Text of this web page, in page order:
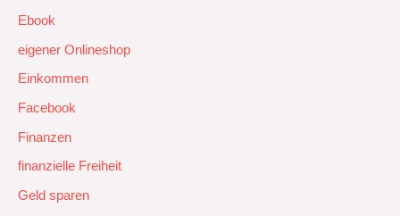
Ebook
eigener Onlineshop
Einkommen
Facebook
Finanzen
finanzielle Freiheit
Geld sparen